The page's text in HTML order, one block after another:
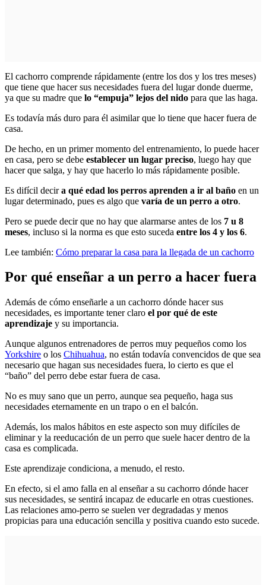
El cachorro comprende rápidamente (entre los dos y los tres meses)
que tiene que hacer sus necesidades fuera del lugar donde duerme,
ya que su madre que lo “empuja” lejos del nido para que las haga.
Es todavía más duro para él asimilar que lo tiene que hacer fuera de
casa.
De hecho, en un primer momento del entrenamiento, lo puede hacer
en casa, pero se debe establecer un lugar preciso, luego hay que
hacer que salga, y hay que hacerlo lo más rápidamente posible.
Es difícil decira qué edad los perros aprenden a ir al baño en un
lugar determinado, pues es algo que varía de un perro a otro.
Pero se puede decir que no hay que alarmarse antes de los 7 u 8
meses, incluso si la norma es que esto suceda entre los 4 y los 6.
Lee también: Cómo preparar la casa para la llegada de un cachorro
Por qué enseñar a un perro a hacer fuera
Además de cómo enseñarle a un cachorro dónde hacer sus
necesidades, es importante tener claro el por qué de este
aprendizaje y su importancia.
Aunque algunos entrenadores de perros muy pequeños como los
Yorkshire o los Chihuahua, no están todavía convencidos de que sea
necesario que hagan sus necesidades fuera, lo cierto es que el
“baño” del perro debe estar fuera de casa.
No es muy sano que un perro, aunque sea pequeño, haga sus
necesidades eternamente en un trapo o en el balcón.
Además, los malos hábitos en este aspecto son muy difíciles de
eliminar y la reeducación de un perro que suele hacer dentro de la
casa es complicada.
Este aprendizaje condiciona, a menudo, el resto.
En efecto, si el amo falla en al enseñar a su cachorro dónde hacer
sus necesidades, se sentirá incapaz de educarle en otras cuestiones.
Las relaciones amo-perro se suelen ver degradadas y menos
propicias para una educación sencilla y positiva cuando esto sucede.